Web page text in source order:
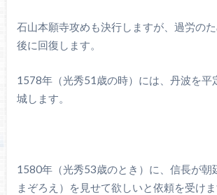
石山本願寺攻めも決行しますが、過労のた
後に回復します。
1578年（光秀51歳の時）には、丹波を平
城します。
1580年（光秀53歳のとき）に、信長が朝
まぞろえ）を見せて欲しいと依頼を受けま